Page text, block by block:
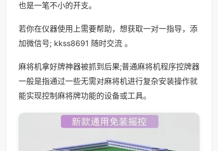
也是一笔不小的开支。
若你在仪器使用上需要帮助，想获取一对一指导，添
加微信号; kkss8691 随时交流 。
麻将机拿好牌神器被抓到后果;普通麻将机程序控牌器
一般是指通过一些无需对麻将机进行复杂安装操作就
能实现控制麻将牌功能的设备或工具。